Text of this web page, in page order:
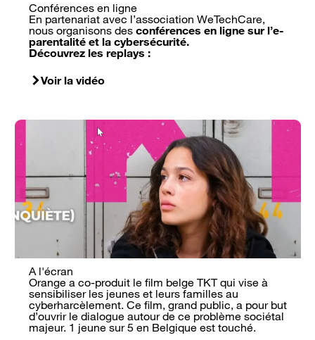
Conférences en ligne
En partenariat avec l’association WeTechCare,
nous organisons des conférences en ligne sur l’e-
parentalité et la cybersécurité.
Découvrez les replays :
Voir la vidéo
A l'écran
Orange a co-produit le film belge TKT qui vise à
sensibiliser les jeunes et leurs familles au
cyberharcèlement. Ce film, grand public, a pour but
d’ouvrir le dialogue autour de ce problème sociétal
majeur. 1 jeune sur 5 en Belgique est touché.